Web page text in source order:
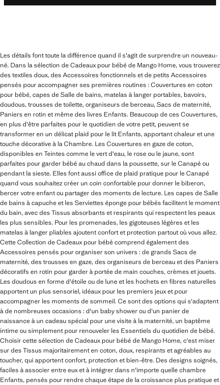
Les détails font toute la différence quand il s'agit de surprendre un nouveau-
né. Dans la sélection de Cadeaux pour bébé de Mango Home, vous trouverez
des textiles doux, des Accessoires fonctionnels et de petits Accessoires
pensés pour accompagner ses premières routines : Couvertures en coton
pour bébé, capes de Salle de bains, matelas à langer portables, bavoirs,
doudous, trousses de toilette, organiseurs de berceau, Sacs de maternité,
Paniers en rotin et même des livres Enfants. Beaucoup de ces Couvertures,
en plus d'être parfaites pour le quotidien de votre petit, peuvent se
transformer en un délicat plaid pour le lit Enfants, apportant chaleur et une
touche décorative à la Chambre. Les Couvertures en gaze de coton,
disponibles en Teintes comme le vert d'eau, le rose ou le jaune, sont
parfaites pour garder bébé au chaud dans la poussette, sur le Canapé ou
pendant la sieste. Elles font aussi office de plaid pratique pour le Canapé
quand vous souhaitez créer un coin confortable pour donner le biberon,
bercer votre enfant ou partager des moments de lecture. Les capes de Salle
de bains à capuche et les Serviettes éponge pour bébés facilitent le moment
du bain, avec des Tissus absorbants et respirants qui respectent les peaux
les plus sensibles. Pour les promenades, les gigoteuses légères et les
matelas à langer pliables ajoutent confort et protection partout où vous allez.
Cette Collection de Cadeaux pour bébé comprend également des
Accessoires pensés pour organiser son univers : de grands Sacs de
maternité, des trousses en gaze, des organiseurs de berceau et des Paniers
décoratifs en rotin pour garder à portée de main couches, crèmes et jouets.
Les doudous en forme d'étoile ou de lune et les hochets en fibres naturelles
apportent un plus sensoriel, idéaux pour les premiers jeux et pour
accompagner les moments de sommeil. Ce sont des options qui s'adaptent
à de nombreuses occasions : d'un baby shower ou d'un panier de
naissance à un cadeau spécial pour une visite à la maternité, un baptême
intime ou simplement pour renouveler les Essentiels du quotidien de bébé.
Choisir cette sélection de Cadeaux pour bébé de Mango Home, c'est miser
sur des Tissus majoritairement en coton, doux, respirants et agréables au
toucher, qui apportent confort, protection et bien-être. Des designs soignés,
faciles à associer entre eux et à intégrer dans n'importe quelle chambre
Enfants, pensés pour rendre chaque étape de la croissance plus pratique et